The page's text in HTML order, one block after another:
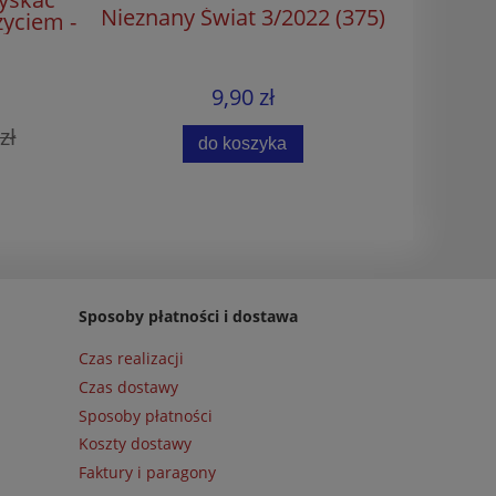
- Nieznany Świat 3/2022 (375)
9,90 zł
do koszyka
Sposoby płatności i dostawa
Czas realizacji
Czas dostawy
Sposoby płatności
Koszty dostawy
Faktury i paragony